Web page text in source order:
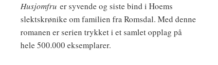
Husjomfru er syvende og siste bind i Hoems
slektskrønike om familien fra Romsdal. Med denne
romanen er serien trykket i et samlet opplag på
hele 500.000 eksemplarer.